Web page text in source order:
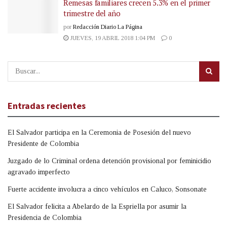
Remesas familiares crecen 5.3% en el primer
trimestre del año
por Redacción Diario La Página
JUEVES, 19 ABRIL 2018 1:04 PM
0
Entradas recientes
El Salvador participa en la Ceremonia de Posesión del nuevo
Presidente de Colombia
Juzgado de lo Criminal ordena detención provisional por feminicidio
agravado imperfecto
Fuerte accidente involucra a cinco vehículos en Caluco, Sonsonate
El Salvador felicita a Abelardo de la Espriella por asumir la
Presidencia de Colombia